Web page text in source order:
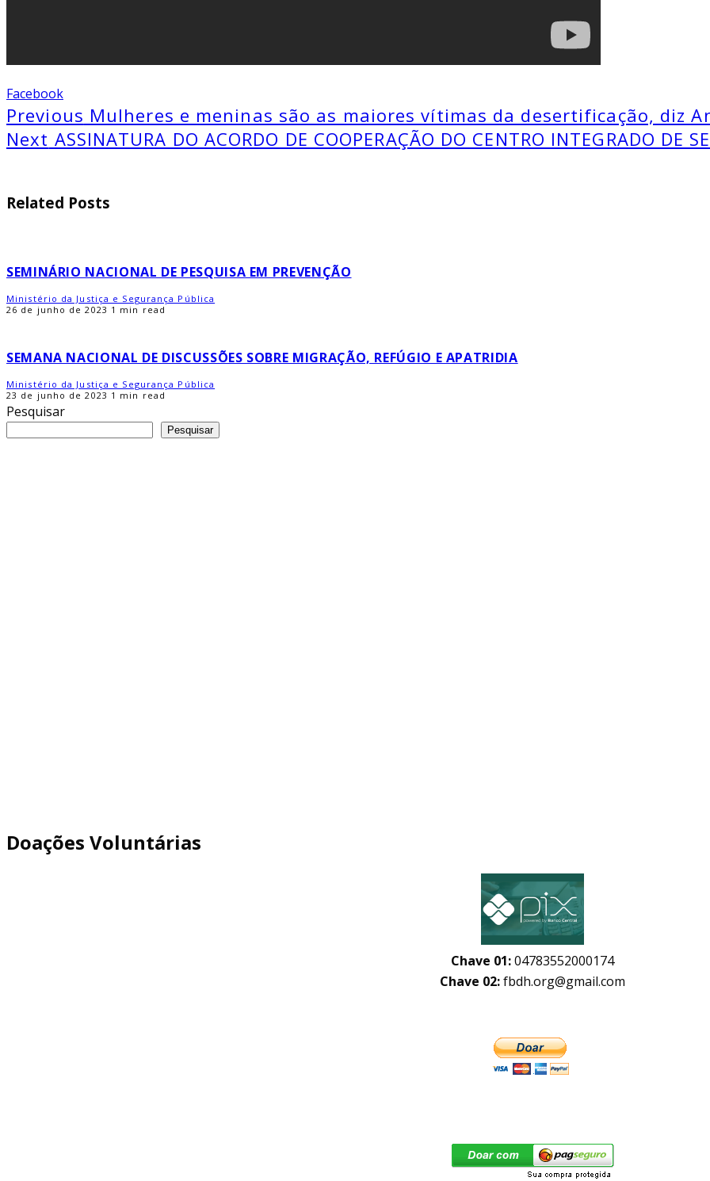
Facebook
Previous Mulheres e meninas são as maiores vítimas da desertificação, diz
Next ASSINATURA DO ACORDO DE COOPERAÇÃO DO CENTRO INTEGRADO DE
Related Posts
SEMINÁRIO NACIONAL DE PESQUISA EM PREVENÇÃO
Ministério da Justiça e Segurança Pública
26 de junho de 2023 1 min read
SEMANA NACIONAL DE DISCUSSÕES SOBRE MIGRAÇÃO, REFÚGIO E APATRIDIA
Ministério da Justiça e Segurança Pública
23 de junho de 2023 1 min read
Pesquisar
Pesquisar
Doações Voluntárias
Chave 01:04783552000174
Chave 02:fbdh.org@gmail.com